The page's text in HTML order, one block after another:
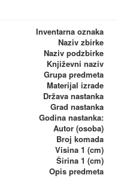
Inventarna oznaka
Naziv zbirke
Naziv podzbirke
Književni naziv
Grupa predmeta
Materijal izrade
Država nastanka
Grad nastanka
Godina nastanka:
Autor (osoba)
Broj komada
Visina 1 (cm)
Širina 1 (cm)
Opis predmeta